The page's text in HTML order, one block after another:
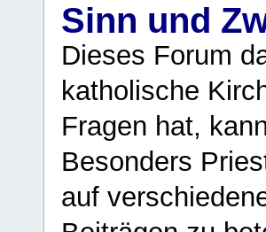
Sinn und
Dieses Forum
katholische
Fragen hat,
Besonders
auf